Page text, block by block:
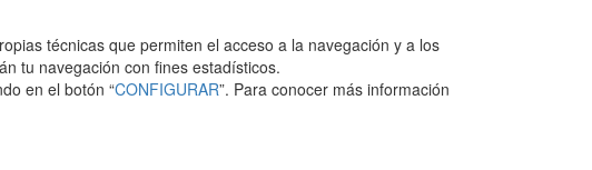
técnicas que permiten el acceso a la navegación y a los
tu navegación con fines estadísticos.
en el botón “CONFIGURAR”. Para conocer más información